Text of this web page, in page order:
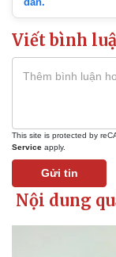
Thế giới thể thao
eSports
Viết bình
This site is protected by
Service apply.
Gửi tin